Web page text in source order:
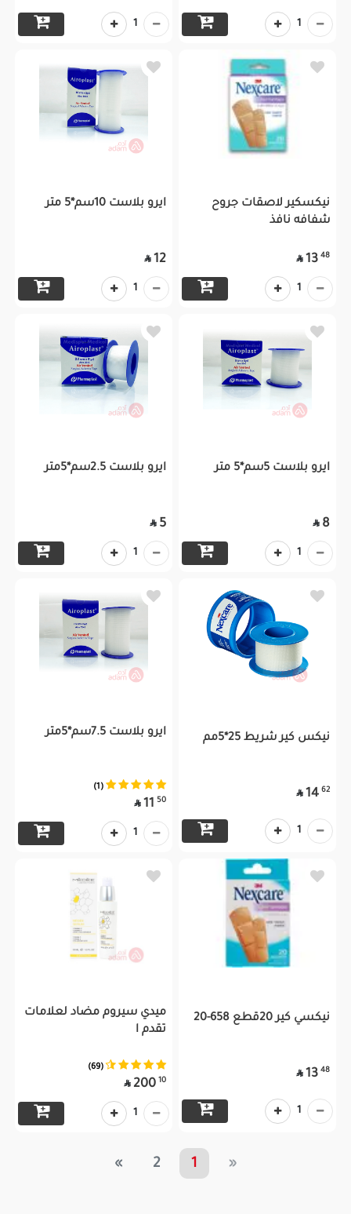
1
1
نيكسكير لاصقات جروح
شفافه نافذ
48
13

1
ايرو بلاست 10سم*5 متر
12

1
ايرو بلاست 5سم*5 متر
8

1
ايرو بلاست 2.5سم*5متر
5

1
نيكس كير شريط 25*5مم
62
14

1
ايرو بلاست 7.5سم*5متر
(1)
50
11

1
نيكسي كير 20قطع 658-20
48
13

1
ميدي سيروم مضاد لعلامات
تقدم ا
(69)
10
200

1
«
1
2
»